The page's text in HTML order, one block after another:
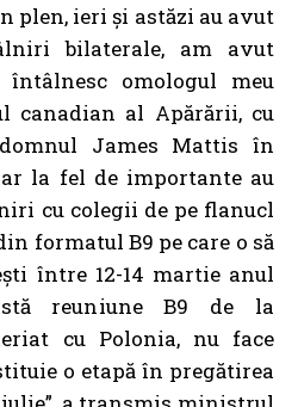
plen, ieri și astăzi au avut
bilaterale, am avut
omologul meu
canadian al Apărării, cu
James Mattis în
la fel de importante au
cu colegii de pe flanucl
formatul B9 pe care o să
între 12-14 martie anul
reuniune B9 de la
cu Polonia, nu face
o etapă în pregătirea